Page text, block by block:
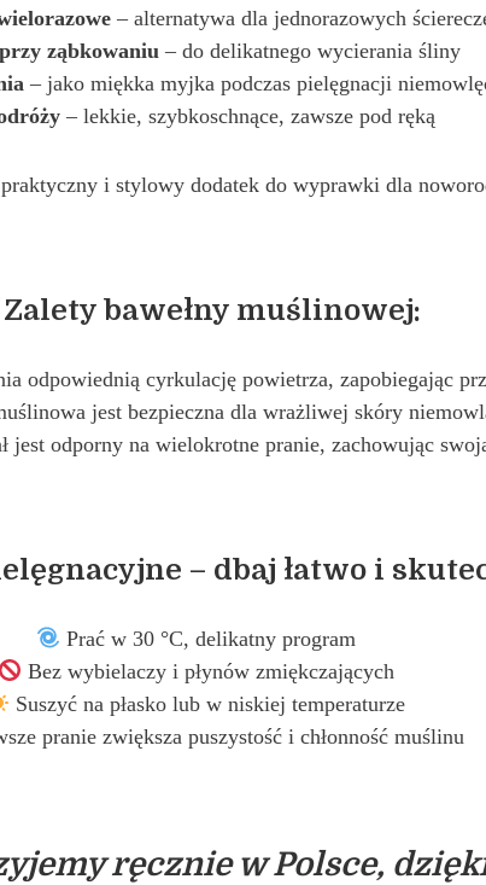
– alternatywa dla jednorazowych
ząbkowaniu – do delikatnego wycierania śliny
– jako miękka myjka podczas pielęgnacji
– lekkie, szybkoschnące, zawsze pod ręką
i stylowy dodatek do wyprawki dla
Zalety bawełny muślinowej:
odpowiednią cyrkulację powietrza, zapobiegając
jest bezpieczna dla wrażliwej skóry
jest odporny na wielokrotne pranie, zachowując
– dbaj łatwo i
Prać w 30 °C, delikatny program
Bez wybielaczy i płynów zmiękczających
Suszyć na płasko lub w niskiej temperaturze
pranie zwiększa puszystość i chłonność muślinu
ręcznie w Polsce,